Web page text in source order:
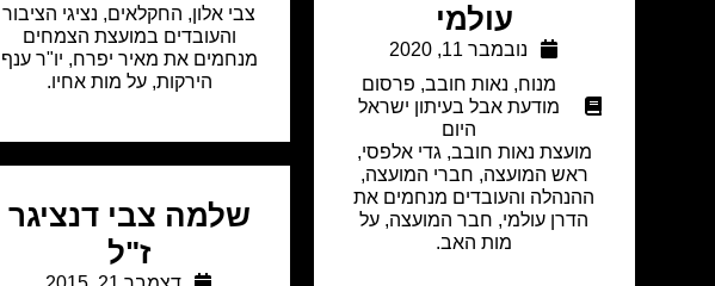
עולמי
נובמבר 11, 2020
מנוח, נאות חובב, פרסום
מודעת אבל בעיתון ישראל
היום
מועצת נאות חובב, גדי אלפסי,
ראש המועצה, חברי המועצה,
ההנהלה והעובדים מנחמים את
הדרן עולמי, חבר המועצה, על
מות האב.
צבי אלון, החקלאים, נציגי הציבור
והעובדים במועצת הצמחים
מנחמים את מאיר יפרח, יו"ר ענף
הירקות, על מות אחיו.
שלמה צבי דנציגר
ז"ל